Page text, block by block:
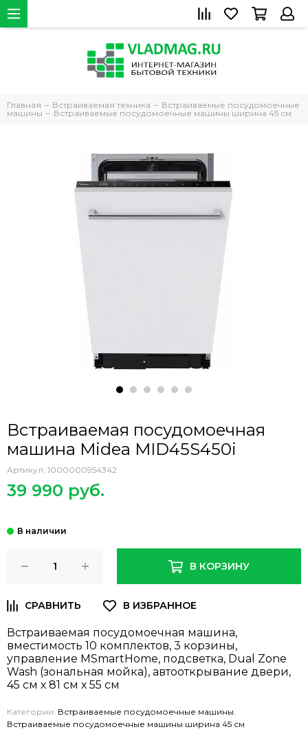
Главная Встраиваемая техника
Встраиваемые посудомоечные
машины
Встраиваемые посудомоечные машины ширина 45 см
Встраиваемая посудомоечная
машина Midea MID45S450i
Артикул: 1000000954342
39 990 руб.
В КОРЗИНУ
Встраиваемая посудомоечная машина,
вместимость 10 комплектов, 3 корзины,
управление MSmartHome, подсветка, Dual Zone
Wash (зональная мойка), автооткрывание двери,
45 см х 81 см х 55 см
Категории: Встраиваемые посудомоечные машины,
Встраиваемые посудомоечные машины ширина 45 см